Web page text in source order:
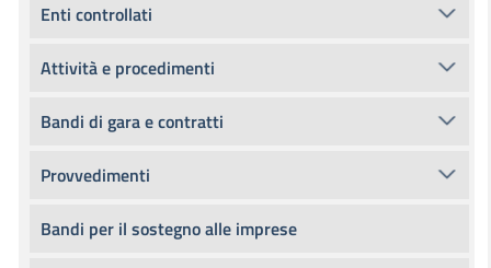
Enti controllati
Attività e procedimenti
Bandi di gara e contratti
Provvedimenti
Bandi per il sostegno alle imprese